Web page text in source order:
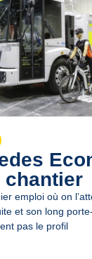
chantier
emploi où on
et son long
pas le profil